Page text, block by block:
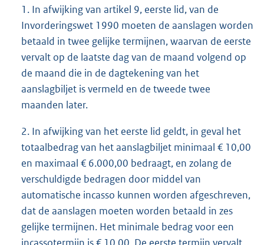
1. In afwijking van artikel 9, eerste lid, van de
Invorderingswet 1990 moeten de aanslagen worden
betaald in twee gelijke termijnen, waarvan de eerste
vervalt op de laatste dag van de maand volgend op
de maand die in de dagtekening van het
aanslagbiljet is vermeld en de tweede twee
maanden later.
2. In afwijking van het eerste lid geldt, in geval het
totaalbedrag van het aanslagbiljet minimaal € 10,00
en maximaal € 6.000,00 bedraagt, en zolang de
verschuldigde bedragen door middel van
automatische incasso kunnen worden afgeschreven,
dat de aanslagen moeten worden betaald in zes
gelijke termijnen. Het minimale bedrag voor een